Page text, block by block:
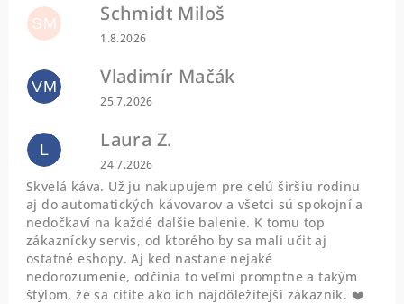
SM Schmidt Miloš
Hodnotenie obchodu je 5 z 5 hviezdičiek.
1.8.2026
VM Vladimír Mačák
Hodnotenie obchodu je 5 z 5 hviezdičiek.
25.7.2026
L Laura Z.
Hodnotenie obchodu je 5 z 5 hviezdičiek.
24.7.2026
Skvelá káva. Už ju nakupujem pre celú širšiu rodinu
aj do automatických kávovarov a všetci sú spokojní a
nedočkaví na každé dalšie balenie. K tomu top
zákaznícky servis, od ktorého by sa mali učit aj
ostatné eshopy. Aj ked nastane nejaké
nedorozumenie, odčinia to veľmi promptne a takým
štýlom, že sa cítite ako ich najdôležitejší zákazník. ❤️